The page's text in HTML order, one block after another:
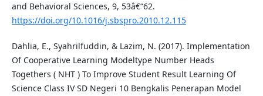
and Behavioral Sciences, 9, 53â€“62.
https://doi.org/10.1016/j.sbspro.2010.12.115
Dahlia, E., Syahrilfuddin, & Lazim, N. (2017). Implementation
Of Cooperative Learning Modeltype Number Heads
Togethers ( NHT ) To Improve Student Result Learning Of
Science Class IV SD Negeri 10 Bengkalis Penerapan Model